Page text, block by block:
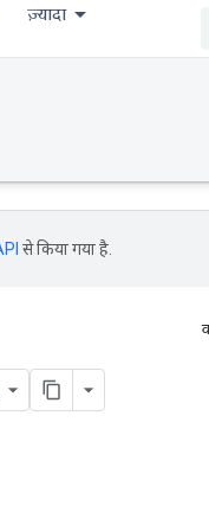
ज़्यादा
से किया गया है.